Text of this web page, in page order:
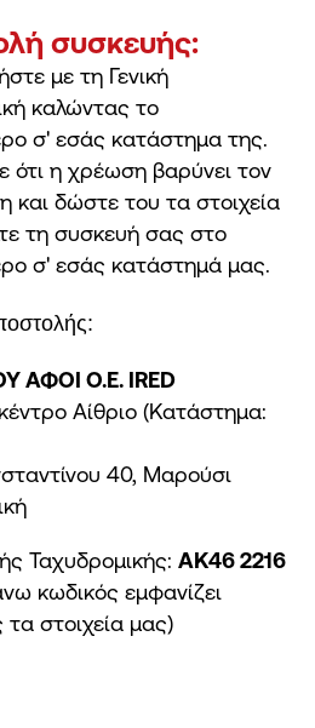
συσκευής:
με τη Γενική
καλώντας το
σ' εσάς κατάστημα της.
ότι η χρέωση βαρύνει τον
και δώστε του τα στοιχεία
τη συσκευή σας στο
σ' εσάς κατάστημά μας.
ΑΦΟΙ Ο.Ε. IRED
Αίθριο (Κατάστημα:
40, Μαρούσι
Ταχυδρομικής: AK46 2216
κωδικός εμφανίζει
τα στοιχεία μας)